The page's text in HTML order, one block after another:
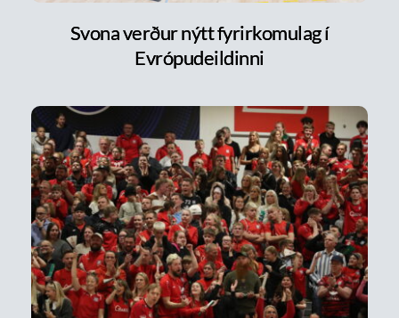
Svona verður nýtt fyrirkomulag í
Evrópudeildinni